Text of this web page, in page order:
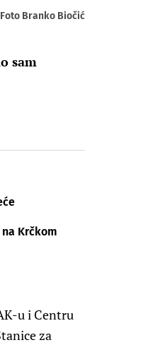
Foto Branko Biočić
sam
Krčkom
u i Centru
za